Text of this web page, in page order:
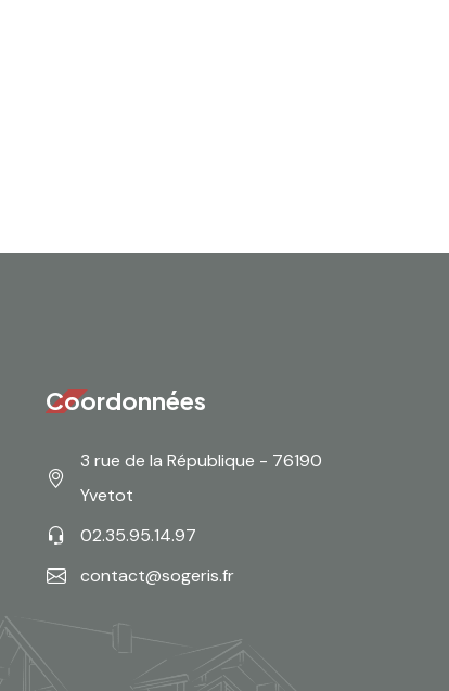
Coordonnées
3 rue de la République - 76190
Yvetot
02.35.95.14.97
contact@sogeris.fr